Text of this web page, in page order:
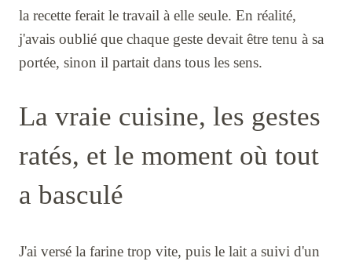
la recette ferait le travail à elle seule. En réalité,
j'avais oublié que chaque geste devait être tenu à sa
portée, sinon il partait dans tous les sens.
La vraie cuisine, les gestes
ratés, et le moment où tout
a basculé
J'ai versé la farine trop vite, puis le lait a suivi d'un